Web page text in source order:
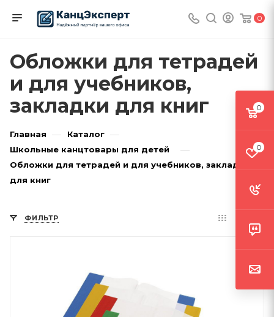
0
Обложки для тетрадей
и для учебников,
закладки для книг
Главная — Каталог —
Школьные канцтовары для детей —
Обложки для тетрадей и для учебников, закладки
для книг
ФИЛЬТР
0
0